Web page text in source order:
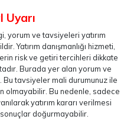
Uyarı
yorum ve tavsiyeleri yatırım
Yatırım danışmanlığı hizmeti,
risk ve getiri tercihleri dikkate
Burada yer alan yorum ve
tavsiyeler mali durumunuz ile
olmayabilir. Bu nedenle, sadece
yatırım kararı verilmesi
doğurmayabilir.